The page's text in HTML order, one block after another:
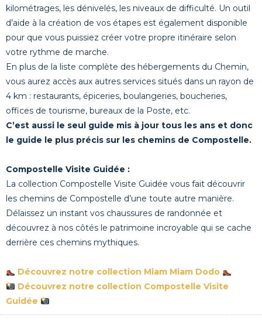
kilométrages, les dénivelés, les niveaux de difficulté. Un outil
d’aide à la création de vos étapes est également disponible
pour que vous puissiez créer votre propre itinéraire selon
votre rythme de marche.
En plus de la liste complète des hébergements du Chemin,
vous aurez accès aux autres services situés dans un rayon de
4 km : restaurants, épiceries, boulangeries, boucheries,
offices de tourisme, bureaux de la Poste, etc.
C’est aussi le seul guide mis à jour tous les ans et donc
le guide le plus précis sur les chemins de Compostelle.
Compostelle Visite Guidée :
La collection Compostelle Visite Guidée vous fait découvrir
les chemins de Compostelle d’une toute autre manière.
Délaissez un instant vos chaussures de randonnée et
découvrez à nos côtés le patrimoine incroyable qui se cache
derrière ces chemins mythiques.
Découvrez notre collection Miam Miam Dodo
Découvrez notre collection Compostelle Visite
Guidée